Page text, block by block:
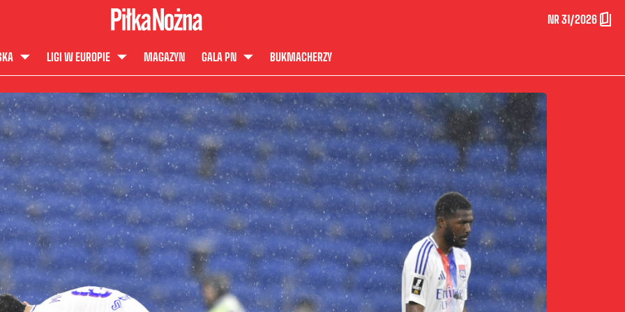
NR 31/2026
LIGI W EUROPIE MAGAZYN GALA PN BUKMACHERZY